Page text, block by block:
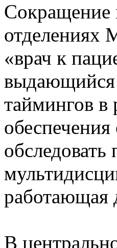
Сокращение
отделениях
«врач к
выдающийся
таймингов в
обследовать
работающая
В